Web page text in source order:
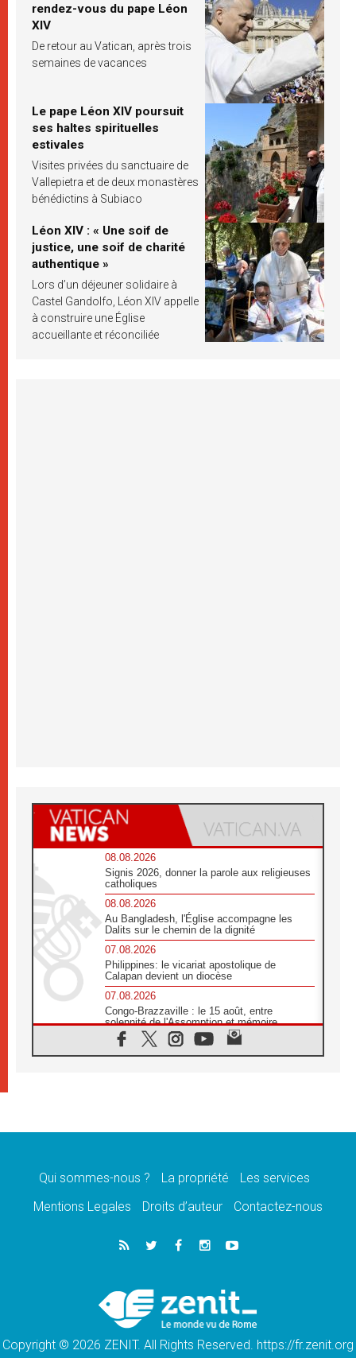
rendez-vous du pape Léon
XIV
De retour au Vatican, après trois
semaines de vacances
Le pape Léon XIV poursuit
ses haltes spirituelles
estivales
Visites privées du sanctuaire de
Vallepietra et de deux monastères
bénédictins à Subiaco
Léon XIV : « Une soif de
justice, une soif de charité
authentique »
Lors d’un déjeuner solidaire à
Castel Gandolfo, Léon XIV appelle
à construire une Église
accueillante et réconciliée
08.08.2026
Signis 2026, donner la parole aux religieuses
catholiques
08.08.2026
Au Bangladesh, l'Église accompagne les
Dalits sur le chemin de la dignité
07.08.2026
Philippines: le vicariat apostolique de
Calapan devient un diocèse
07.08.2026
Congo-Brazzaville : le 15 août, entre
solennité de l'Assomption et mémoire
nationale
07.08.2026
Pape en France dévoilé
1ère Conférence continentale sur l'éducation
07.08.2026
Un logo symbolique pour la venue du Pape
Cardinal Rossi: «La venue du Pape Léon en
Argentine est un hommage à François»
Qui sommes-nous ? La propriété
Les services
Mentions Legales
Droits d’auteur Contactez-nous
Copyright © 2026 ZENIT. All Rights Reserved. https://fr.zenit.org